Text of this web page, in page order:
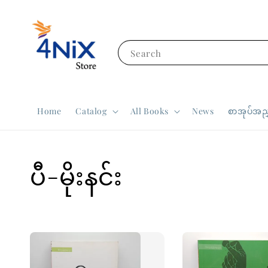
Search
Home Catalog All Books News စာအုပ်အ
ပီ-မိုးနင်း